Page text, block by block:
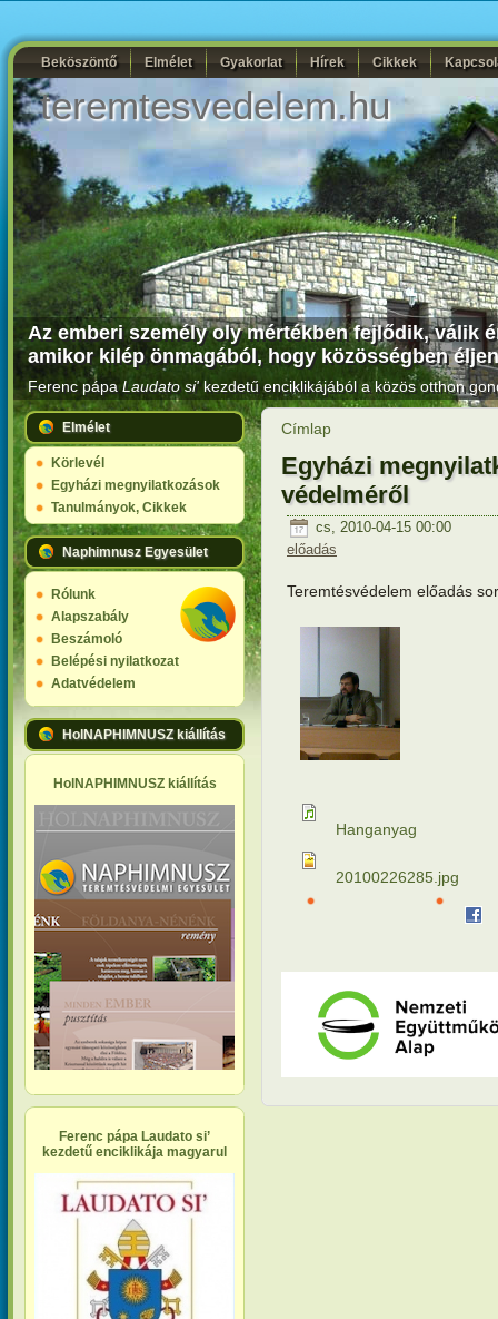
Beköszöntő Elmélet Gyakorlat Hírek Cikkek
teremtesvedelem.hu
Az emberi személy oly mértékben fejlődik, válik
amikor kilép önmagából, hogy közösségben
Ferenc pápaLaudato si'kezdetű enciklikájából a közös otthon
Elmélet
Körlevél
Egyházi megnyilatkozások
Tanulmányok, Cikkek
Naphimnusz Egyesület
Rólunk
Alapszabály
Beszámoló
Belépési nyilatkozat
Adatvédelem
HolNAPHIMNUSZ kiállítás
HolNAPHIMNUSZ kiállítás
Ferenc pápa Laudato si’
kezdetű enciklikája magyarul
Címlap
Egyházi
védelméről
cs, 2010-04-15 00:00
előadás
Teremtésvédelem előadás
Hanganyag
20100226285.jpg